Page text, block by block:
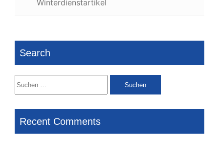
Winterdienstartikel
Search
Suchen
nach:
Recent Comments